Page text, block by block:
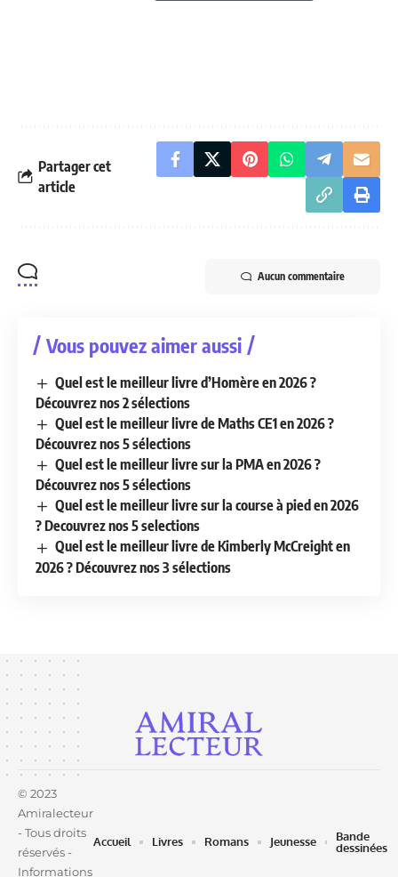
Partager cet
article
Aucun commentaire
Vous pouvez aimer aussi
Quel est le meilleur livre d’Homère en 2026 ?
Découvrez nos 2 sélections
Quel est le meilleur livre de Maths CE1 en 2026 ?
Découvrez nos 5 sélections
Quel est le meilleur livre sur la PMA en 2026 ?
Découvrez nos 5 sélections
Quel est le meilleur livre sur la course à pied en 2026
? Decouvrez nos 5 selections
Quel est le meilleur livre de Kimberly McCreight en
2026 ? Découvrez nos 3 sélections
© 2023
Amiralecteur
- Tous droits
réservés -
Informations
Accueil Livres Romans Jeunesse
Bande
dessinées